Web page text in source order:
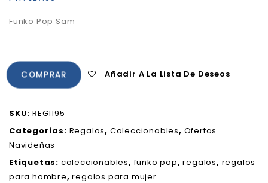
Funko Pop Sam
COMPRAR Añadir A La Lista De Deseos
SKU: REG1195
Categorías: Regalos, Coleccionables, Ofertas
Navideñas
Etiquetas: coleccionables,funko pop,regalos, regalos
para hombre,regalos para mujer